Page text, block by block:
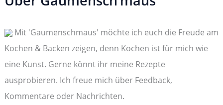
e
a
h
:
Mit 'Gaumenschmaus' möchte ich euch die Freude am
Kochen & Backen zeigen, denn Kochen ist für mich wie
eine Kunst. Gerne könnt ihr meine Rezepte
ausprobieren. Ich freue mich über Feedback,
Kommentare oder Nachrichten.